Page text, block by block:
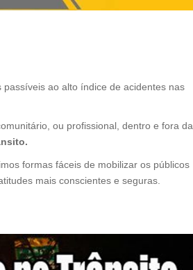
ao alto índice de acidentes nas
ou profissional, dentro e fora da
formas fáceis de mobilizar os públicos
mais conscientes e seguras.